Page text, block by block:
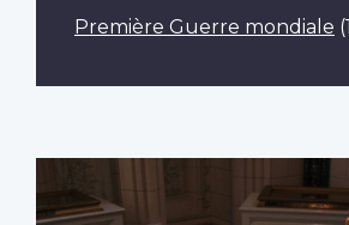
Première Guerre mondiale